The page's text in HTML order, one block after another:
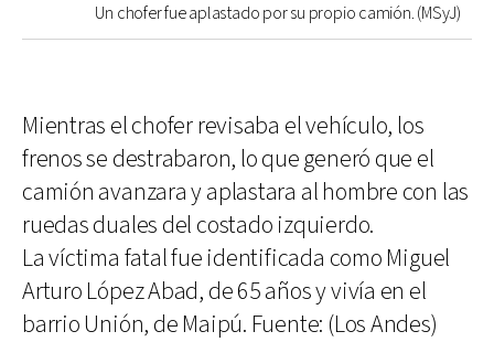
Un chofer fue aplastado por su propio camión. (MSyJ)
Mientras el chofer revisaba el vehículo, los
frenos se destrabaron, lo que generó que el
camión avanzara y aplastara al hombre con las
ruedas duales del costado izquierdo.
La víctima fatal fue identificada como Miguel
Arturo López Abad, de 65 años y vivía en el
barrio Unión, de Maipú. Fuente: (Los Andes)